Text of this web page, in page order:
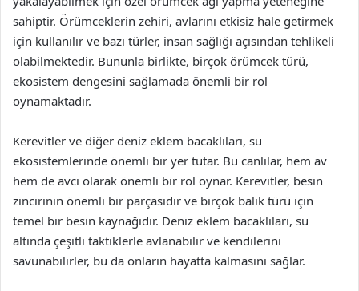
sahiptir. Örümceklerin zehiri, avlarını etkisiz hale getirmek
için kullanılır ve bazı türler, insan sağlığı açısından tehlikeli
olabilmektedir. Bununla birlikte, birçok örümcek türü,
ekosistem dengesini sağlamada önemli bir rol
oynamaktadır.
Kerevitler ve diğer deniz eklem bacaklıları, su
ekosistemlerinde önemli bir yer tutar. Bu canlılar, hem av
hem de avcı olarak önemli bir rol oynar. Kerevitler, besin
zincirinin önemli bir parçasıdır ve birçok balık türü için
temel bir besin kaynağıdır. Deniz eklem bacaklıları, su
altında çeşitli taktiklerle avlanabilir ve kendilerini
savunabilirler, bu da onların hayatta kalmasını sağlar.